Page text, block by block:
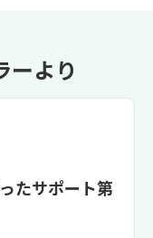
ーより
たサポート第